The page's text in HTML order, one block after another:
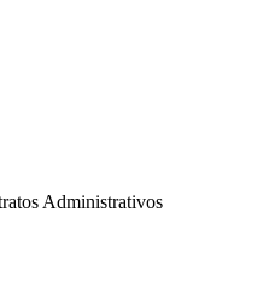
Administrativos